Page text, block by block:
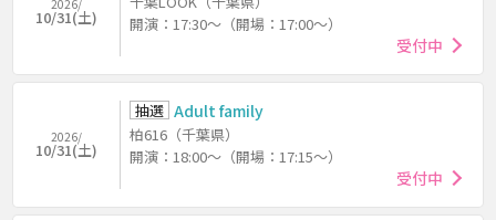
2026/
10/31(土)
開演：17:30～（開場：17:00～）
受付中
2026/
10/31(土)
抽選 Adult family
柏616（千葉県）
開演：18:00～（開場：17:15～）
受付中